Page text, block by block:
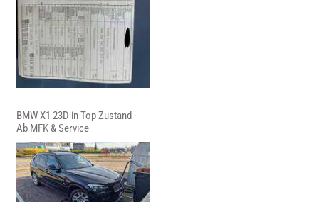
BMW X1 23D in Top Zustand -
Ab MFK & Service